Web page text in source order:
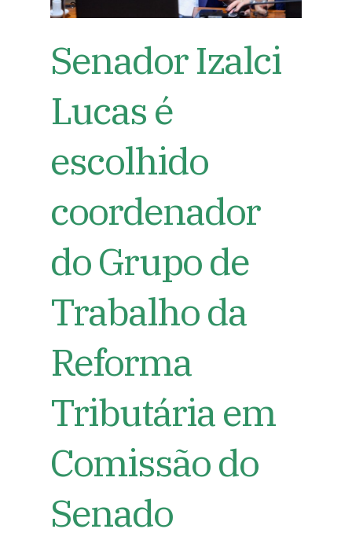
Senador Izalci
Lucas é
escolhido
coordenador
do Grupo de
Trabalho da
Reforma
Tributária em
Comissão do
Senado